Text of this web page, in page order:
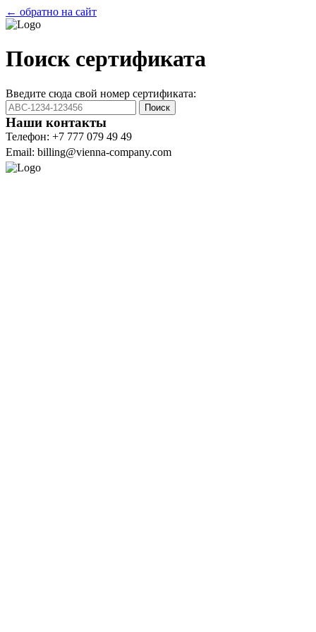
← обратно на сайт
Поиск сертификата
Введите сюда свой номер сертификата:
Поиск
Наши контакты
Телефон: +7 777 079 49 49
Email: billing@vienna-company.com